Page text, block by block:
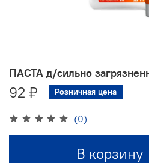
(0)
ПАСТА д/cильно
92 ₽ Розничная цена
В корзину